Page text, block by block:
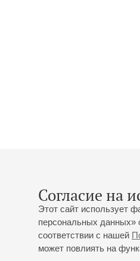
Согласие на
Этот сайт использует
персональных данных»
соответствии с нашей
может повлиять на